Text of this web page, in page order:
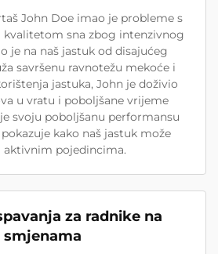
John Doe imao je probleme s
sna zbog intenzivnog
je na naš jastuk od disajućeg
savršenu ravnotežu mekoće i
jastuka, John je doživio
u vratu i poboljšane vrijeme
svoju poboljšanu performansu
kako naš jastuk može
pojedincima.
za radnike na
smjenama